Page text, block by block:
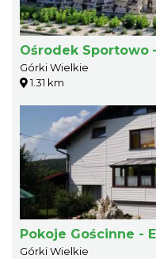
Ośrodek Sportowo
Górki Wielkie
1.31 km
Pokoje Gościnne -
Górki Wielkie